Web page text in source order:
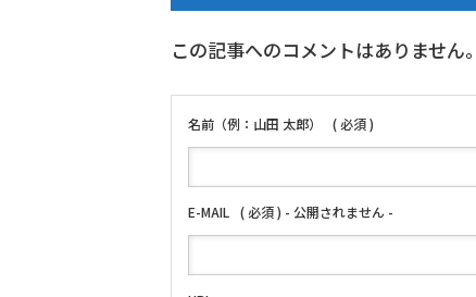
この記事へのコメントはありません。
名前（例：山田 太郎） ( 必須 )
E-MAIL ( 必須 ) - 公開されません -